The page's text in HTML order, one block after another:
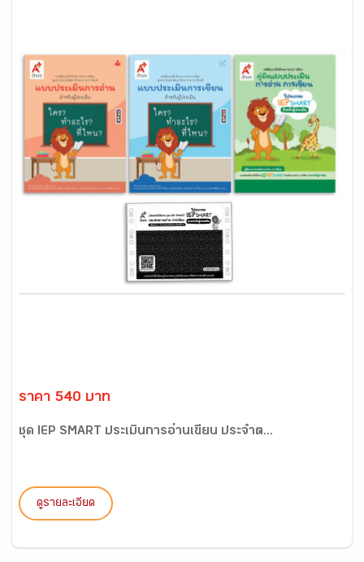
ราคา 540 บาท
ชุด IEP SMART ประเมินการอ่านเขียน ประจำต...
ดูรายละเอียด